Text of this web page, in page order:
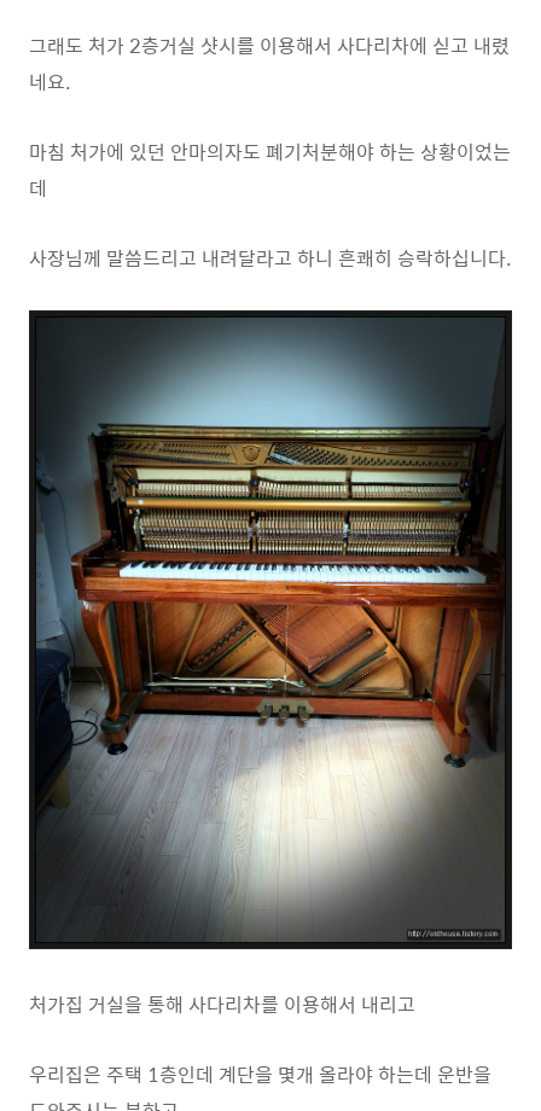
그래도 처가 2층거실 샷시를 이용해서 사다리차에 싣고 내렸
네요.
마침 처가에 있던 안마의자도 폐기처분해야 하는 상황이었는
데
사장님께 말씀드리고 내려달라고 하니 흔쾌히 승락하십니다.
처가집 거실을 통해 사다리차를 이용해서 내리고
우리집은 주택 1층인데 계단을 몇개 올라야 하는데 운반을